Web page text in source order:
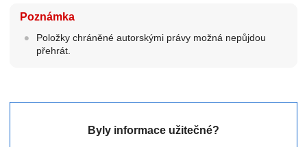
Poznámka
Položky chráněné autorskými právy možná nepůjdou
přehrát.
Byly informace užitečné?